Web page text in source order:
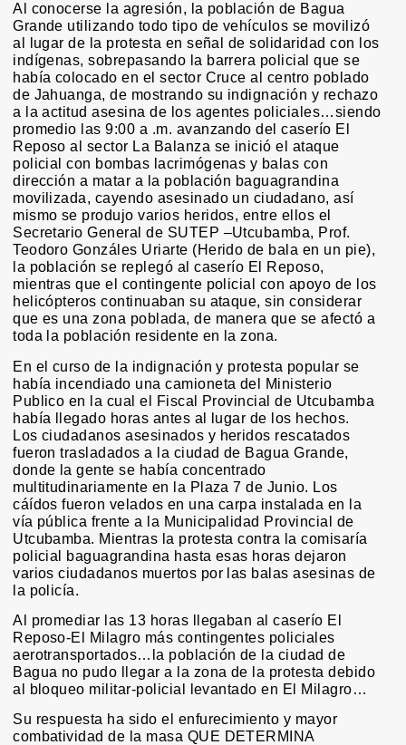
Al conocerse la agresión, la población de Bagua
Grande utilizando todo tipo de vehículos se movilizó
al lugar de la protesta en señal de solidaridad con los
indígenas, sobrepasando la barrera policial que se
había colocado en el sector Cruce al centro poblado
de Jahuanga, de mostrando su indignación y rechazo
a la actitud asesina de los agentes policiales…siendo
promedio las 9:00 a .m. avanzando del caserío El
Reposo al sector La Balanza se inició el ataque
policial con bombas lacrimógenas y balas con
dirección a matar a la población baguagrandina
movilizada, cayendo asesinado un ciudadano, así
mismo se produjo varios heridos, entre ellos el
Secretario General de SUTEP –Utcubamba, Prof.
Teodoro Gonzáles Uriarte (Herido de bala en un pie),
la población se replegó al caserío El Reposo,
mientras que el contingente policial con apoyo de los
helicópteros continuaban su ataque, sin considerar
que es una zona poblada, de manera que se afectó a
toda la población residente en la zona.
En el curso de la indignación y protesta popular se
había incendiado una camioneta del Ministerio
Publico en la cual el Fiscal Provincial de Utcubamba
había llegado horas antes al lugar de los hechos.
Los ciudadanos asesinados y heridos rescatados
fueron trasladados a la ciudad de Bagua Grande,
donde la gente se había concentrado
multitudinariamente en la Plaza 7 de Junio. Los
cáídos fueron velados en una carpa instalada en la
vía pública frente a la Municipalidad Provincial de
Utcubamba. Mientras la protesta contra la comisaría
policial baguagrandina hasta esas horas dejaron
varios ciudadanos muertos por las balas asesinas de
la policía.
Al promediar las 13 horas llegaban al caserío El
Reposo-El Milagro más contingentes policiales
aerotransportados…la población de la ciudad de
Bagua no pudo llegar a la zona de la protesta debido
al bloqueo militar-policial levantado en El Milagro…
Su respuesta ha sido el enfurecimiento y mayor
combatividad de la masa QUE DETERMINA